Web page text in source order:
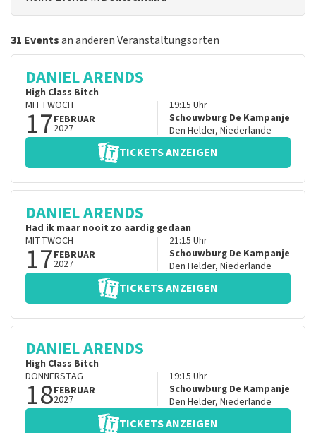
31 Eventsan anderen Veranstaltungsorten
DANIEL ARENDS
High Class Bitch
MITTWOCH
17FEBRUAR
2027
19:15 Uhr
Schouwburg De Kampanje
Den Helder, Niederlande
TICKETS ANZEIGEN
DANIEL ARENDS
Had ik maar nooit zo aardig gedaan
MITTWOCH
17FEBRUAR
2027
21:15 Uhr
Schouwburg De Kampanje
Den Helder, Niederlande
TICKETS ANZEIGEN
DANIEL ARENDS
High Class Bitch
DONNERSTAG
18FEBRUAR
2027
19:15 Uhr
Schouwburg De Kampanje
Den Helder, Niederlande
TICKETS ANZEIGEN